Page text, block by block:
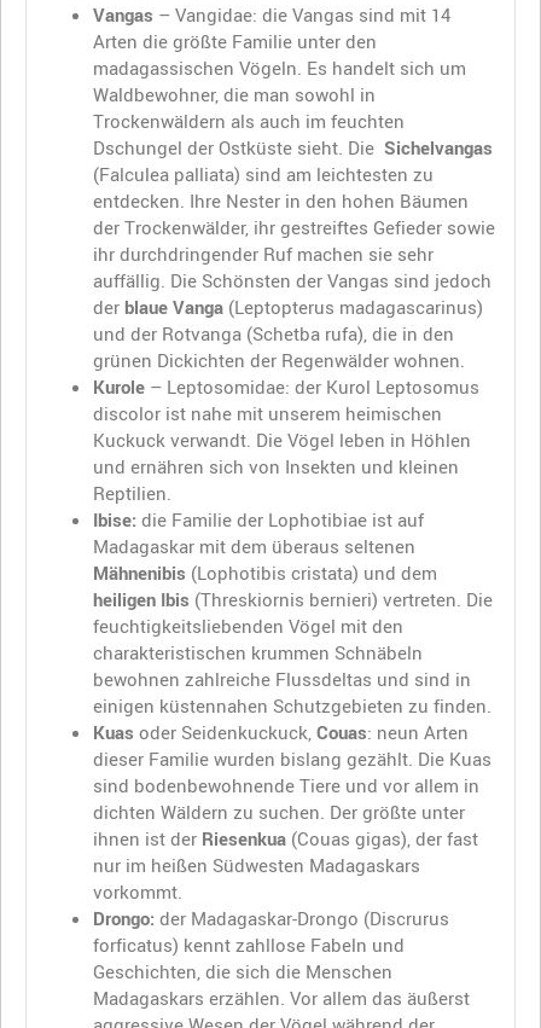
Vangas – Vangidae: die Vangas sind mit 14
Arten die größte Familie unter den
madagassischen Vögeln. Es handelt sich um
Waldbewohner, die man sowohl in
Trockenwäldern als auch im feuchten
Dschungel der Ostküste sieht. Die Sichelvangas
(Falculea palliata) sind am leichtesten zu
entdecken. Ihre Nester in den hohen Bäumen
der Trockenwälder, ihr gestreiftes Gefieder sowie
ihr durchdringender Ruf machen sie sehr
auffällig. Die Schönsten der Vangas sind jedoch
der blaue Vanga (Leptopterus madagascarinus)
und der Rotvanga (Schetba rufa), die in den
grünen Dickichten der Regenwälder wohnen.
Kurole – Leptosomidae: der Kurol Leptosomus
discolor ist nahe mit unserem heimischen
Kuckuck verwandt. Die Vögel leben in Höhlen
und ernähren sich von Insekten und kleinen
Reptilien.
Ibise: die Familie der Lophotibiae ist auf
Madagaskar mit dem überaus seltenen
Mähnenibis (Lophotibis cristata) und dem
heiligen Ibis (Threskiornis bernieri) vertreten. Die
feuchtigkeitsliebenden Vögel mit den
charakteristischen krummen Schnäbeln
bewohnen zahlreiche Flussdeltas und sind in
einigen küstennahen Schutzgebieten zu finden.
Kuas oder Seidenkuckuck, Couas: neun Arten
dieser Familie wurden bislang gezählt. Die Kuas
sind bodenbewohnende Tiere und vor allem in
dichten Wäldern zu suchen. Der größte unter
ihnen ist der Riesenkua (Couas gigas), der fast
nur im heißen Südwesten Madagaskars
vorkommt.
Drongo: der Madagaskar-Drongo (Discrurus
forficatus) kennt zahllose Fabeln und
Geschichten, die sich die Menschen
Madagaskars erzählen. Vor allem das äußerst